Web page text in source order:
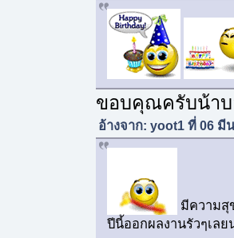
ขอบคุณครับน้า
อ้างจาก: yoot1 ที่ 06 มี
มีความสุ
ปีนี้ออกผลงานรัวๆเลย